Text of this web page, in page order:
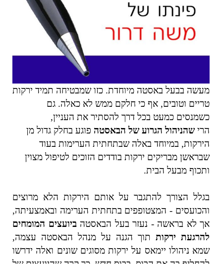
מעשה בבעל באסטה מיוחדת. כזו שמבטיחה תמיד ירקות
טריים וטובים, אף כי חלקם ממש לא כאלה. גם
כשמנסים כמעט בכל דרך להסתיר את העניין,
הרי שהניהול הגרוע של הבאסטה פוגע בחלק גדול מן
הירקות, במיוחד באלה שבתחתית הערימות בעוד
שבראשן מבריקים ירקות בודדים הזוכים לטיפול מצוין
ותכוף מבעל הבית.
בגלל הצורך להתגבר על אותם הירקות הלא מרוצים
והכועסים - המצטופפים בתחתית הערימה ובאמצעיתה,
אך לא בראשה - נעזר בעל הבאסטה ביועצים המומחים
להרגעת ירקות תוך הגנה על מנהל הבאסטה עצמה,
שמא ניהולו יימאס על ירקות מסוגים שונים ואלה ידרשו